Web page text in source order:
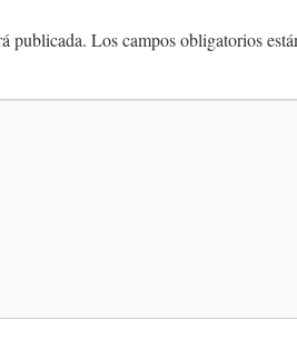
publicada. Los campos obligatorios